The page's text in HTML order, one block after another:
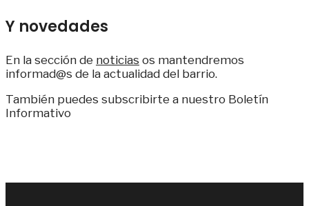
Y novedades
En la sección de noticias os mantendremos
informad@s de la actualidad del barrio.
También puedes subscribirte a nuestro Boletín
Informativo